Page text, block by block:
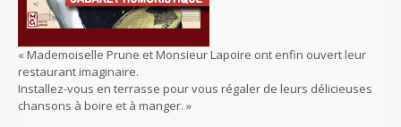
« Mademoiselle Prune et Monsieur Lapoire ont enfin ouvert leur
restaurant imaginaire.
Installez-vous en terrasse pour vous régaler de leurs délicieuses
chansons à boire et à manger. »